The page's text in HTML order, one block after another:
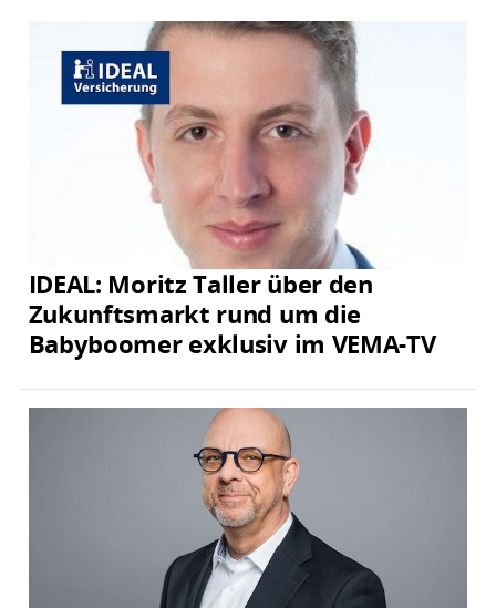
IDEAL: Moritz Taller über den
Zukunftsmarkt rund um die
Babyboomer exklusiv im VEMA-TV